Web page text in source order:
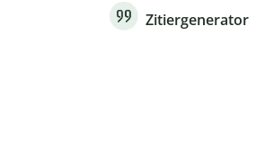
Zitiergenerator